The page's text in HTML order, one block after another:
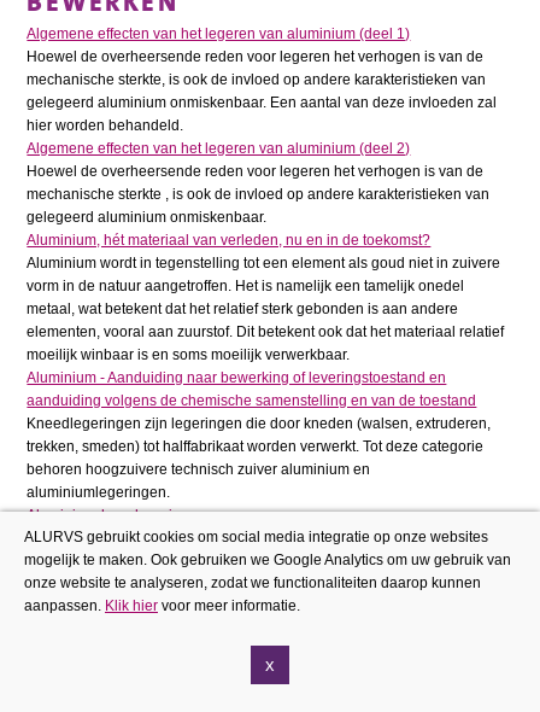
Algemene effecten van het legeren van aluminium (deel 1)
Hoewel de overheersende reden voor legeren het verhogen is van de
mechanische sterkte, is ook de invloed op andere karakteristieken van
gelegeerd aluminium onmiskenbaar. Een aantal van deze invloeden zal
hier worden behandeld.
Algemene effecten van het legeren van aluminium (deel 2)
Hoewel de overheersende reden voor legeren het verhogen is van de
mechanische sterkte , is ook de invloed op andere karakteristieken van
gelegeerd aluminium onmiskenbaar.
Aluminium, hét materiaal van verleden, nu en in de toekomst?
Aluminium wordt in tegenstelling tot een element als goud niet in zuivere
vorm in de natuur aangetroffen. Het is namelijk een tamelijk onedel
metaal, wat betekent dat het relatief sterk gebonden is aan andere
elementen, vooral aan zuurstof. Dit betekent ook dat het materiaal relatief
moeilijk winbaar is en soms moeilijk verwerkbaar.
Aluminium - Aanduiding naar bewerking of leveringstoestand en
aanduiding volgens de chemische samenstelling en van de toestand
Kneedlegeringen zijn legeringen die door kneden (walsen, extruderen,
trekken, smeden) tot halffabrikaat worden verwerkt. Tot deze categorie
behoren hoogzuivere technisch zuiver aluminium en
aluminiumlegeringen.
Aluminium-lagerlegeringen
De ruimschootse beschikbaarheid van aluminium en zijn betrekkelijk
stabiele prijs vormden aanleiding tot een voortdurende ontwikkeling in zijn
gebruik voor gewone lagers. Aluminium in de vorm van een enkel metaal,
als binaire en ternaire legering, kan nu worden gebruikt in hetzelfde
corrosievastheid van aluminium dat de laatste jaren een steeds
ALURVS gebruikt cookies om social media integratie op onze websites
mogelijk te maken. Ook gebruiken we Google Analytics om uw gebruik van
onze website te analyseren, zodat we functionaliteiten daarop kunnen
aanpassen. Klik hier voor meer informatie.
x